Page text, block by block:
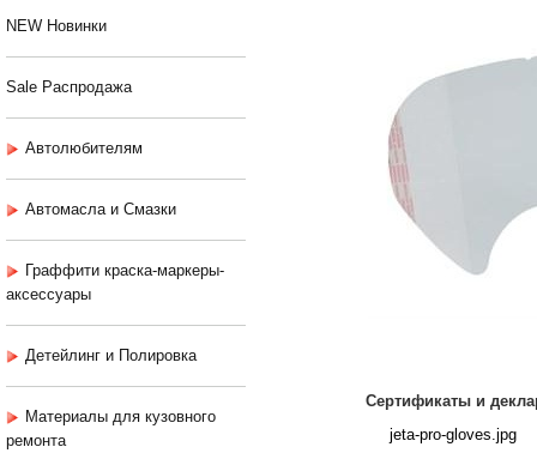
NEW Новинки
Sale Распродажа
Автолюбителям
Автомасла и Смазки
Граффити краска-маркеры-
аксессуары
Детейлинг и Полировка
Материалы для кузовного
ремонта
Сертификаты и
jeta-pro-gloves.jpg